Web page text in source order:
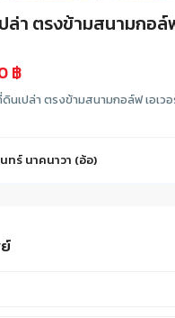
ปล่า ตรงข้ามสนามกอล์
฿
ดินเปล่า ตรงข้ามสนามกอล์ฟ เอเว
ร์ นาคนาวา (อ้อ)